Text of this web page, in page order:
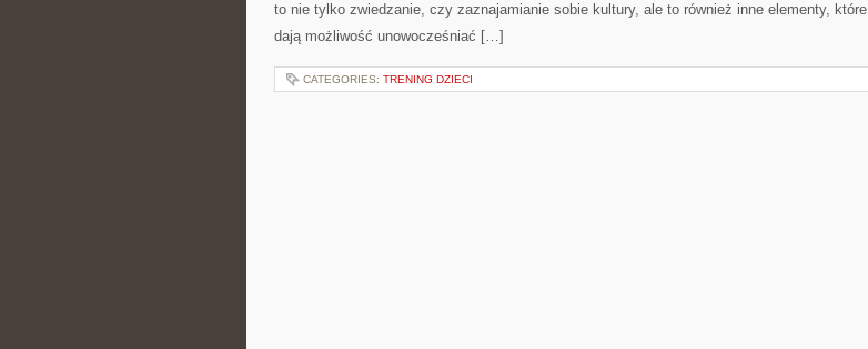
to nie tylko zwiedzanie, czy zaznajamianie sobie kultury, ale to również inne elementy, które
dają możliwość unowocześniać […]
CATEGORIES: TRENING DZIECI